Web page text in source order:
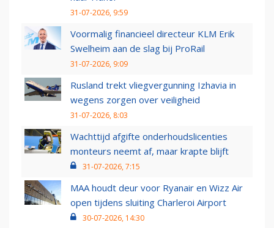
31-07-2026, 9:59
Voormalig financieel directeur KLM Erik
Swelheim aan de slag bij ProRail
31-07-2026, 9:09
Rusland trekt vliegvergunning Izhavia in
wegens zorgen over veiligheid
31-07-2026, 8:03
Wachttijd afgifte onderhoudslicenties
monteurs neemt af, maar krapte blijft
31-07-2026, 7:15
MAA houdt deur voor Ryanair en Wizz Air
open tijdens sluiting Charleroi Airport
30-07-2026, 14:30